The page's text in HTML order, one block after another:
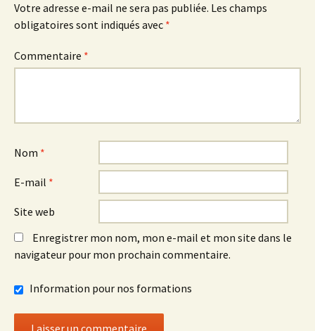
Votre adresse e-mail ne sera pas publiée. Les champs
obligatoires sont indiqués avec *
Commentaire *
Nom *
E-mail *
Site web
Enregistrer mon nom, mon e-mail et mon site dans le
navigateur pour mon prochain commentaire.
Information pour nos formations